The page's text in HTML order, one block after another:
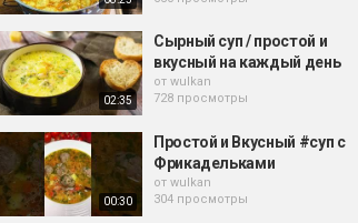
02:35
Сырный суп / простой и
вкусный на каждый день
от wulkan
728 просмотры
00:30
Простой и Вкусный #суп с
Фрикадельками
от wulkan
304 просмотры